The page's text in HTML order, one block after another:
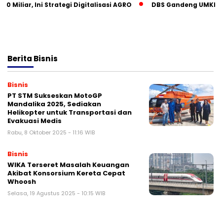
Ini Strategi Digitalisasi AGRO DBS Gandeng UMKM
Berita Bisnis
Bisnis
PT STM Sukseskan MotoGP
Mandalika 2025, Sediakan
Helikopter untuk Transportasi dan
Evakuasi Medis
Rabu, 8 Oktober 2025 - 11:16 WIB
Bisnis
WIKA Terseret Masalah Keuangan
Akibat Konsorsium Kereta Cepat
Whoosh
Selasa, 19 Agustus 2025 - 10:15 WIB